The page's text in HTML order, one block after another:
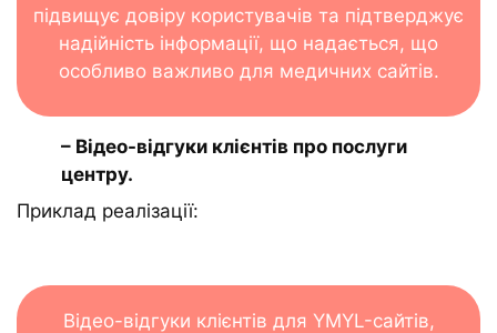
підвищує довіру користувачів та підтверджує
надійність інформації, що надається, що
особливо важливо для медичних сайтів.
– Відео-відгуки клієнтів про послуги
центру.
Приклад реалізації:
Відео-відгуки клієнтів для YMYL-сайтів,